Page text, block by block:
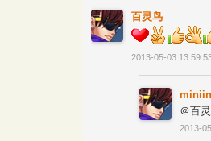
百灵鸟
2013-05-03
＠百
2013-